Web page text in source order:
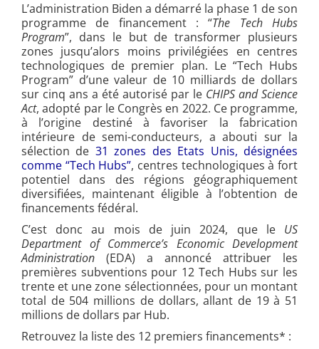
L’administration Biden a démarré la phase 1 de son
programme de financement : “The Tech Hubs
Program”, dans le but de transformer plusieurs
zones jusqu’alors moins privilégiées en centres
technologiques de premier plan. Le “Tech Hubs
Program” d’une valeur de 10 milliards de dollars
sur cinq ans a été autorisé par le CHIPS and Science
Act, adopté par le Congrès en 2022. Ce programme,
à l’origine destiné à favoriser la fabrication
intérieure de semi-conducteurs, a abouti sur la
sélection de 31 zones des Etats Unis, désignées
comme “Tech Hubs”, centres technologiques à fort
potentiel dans des régions géographiquement
diversifiées, maintenant éligible à l’obtention de
financements fédéral.
C’est donc au mois de juin 2024, que le US
Department of Commerce’s Economic Development
Administration (EDA) a annoncé attribuer les
premières subventions pour 12 Tech Hubs sur les
trente et une zone sélectionnées, pour un montant
total de 504 millions de dollars, allant de 19 à 51
millions de dollars par Hub.
Retrouvez la liste des 12 premiers financements* :